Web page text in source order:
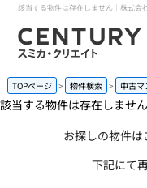
該当する物件は存在しません｜株式会
ホ
当
買
TOPページ 物件検索 中古マ
該当する物件は存在しません
お探しの物件は
下記にて